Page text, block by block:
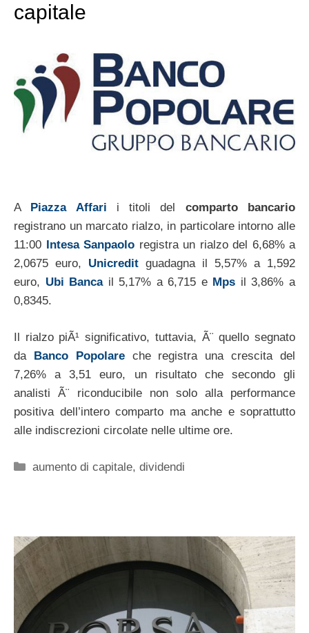
capitale
A Piazza Affari i titoli del comparto bancario
registrano un marcato rialzo, in particolare intorno alle
11:00
Intesa Sanpaolo registra un rialzo del 6,68% a
2,0675 euro, Unicredit guadagna il 5,57% a 1,592
euro, Ubi Bancail 5,17% a 6,715 e Mps il 3,86% a
0,8345.
Il rialzo piÃ¹ significativo, tuttavia, Ã¨ quello segnato
da Banco Popolareche registra una crescita del
7,26% a 3,51 euro, un risultato che secondo gli
analisti Ã¨ riconducibile non solo alla performance
positiva dell’intero comparto ma anche e soprattutto
alle indiscrezioni circolate nelle ultime ore.
Categorie
aumento di capitale,dividendi